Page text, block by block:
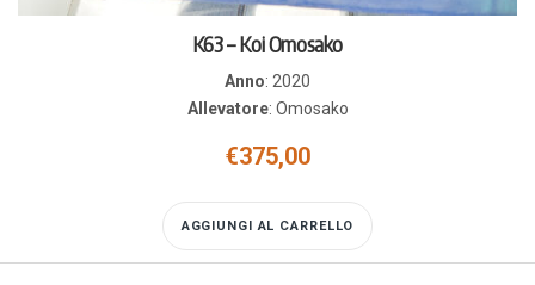
K63 – Koi Omosako
Anno: 2020
Allevatore: Omosako
€375,00
AGGIUNGI AL CARRELLO